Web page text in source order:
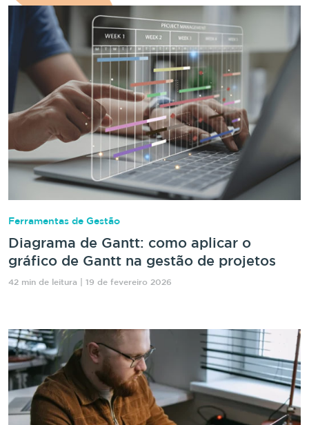
Ferramentas de Gestão
Diagrama de Gantt: como aplicar o
gráfico de Gantt na gestão de projetos
42 min de leitura | 19 de fevereiro 2026